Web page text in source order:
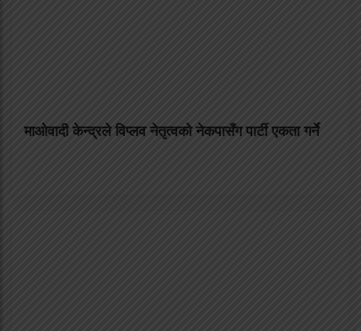
माओवादी केन्द्रले विप्लव नेतृत्वको नेकपासँग पार्टी एकता गर्ने